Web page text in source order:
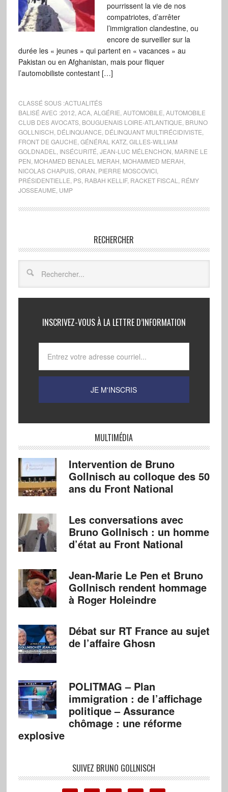
pourrissent la vie de nos
compatriotes, d’arrêter
l’immigration clandestine, ou
encore de surveiller sur la
durée les « jeunes » qui partent en « vacances » au
Pakistan ou en Afghanistan, mais pour fliquer
l’automobiliste contestant […]
CLASSÉ SOUS :ACTUALITÉS
BALISÉ AVEC :2012 ACA, ALGÉRIE AUTOMOBILE AUTOMOBILE
CLUB DES AVOCATS, BOUGUENAIS LOIRE-ATLANTIQUE BRUNO
GOLLNISCH DÉLINQUANCE DÉLINQUANT MULTIRÉCIDIVISTE
FRONT DE GAUCHE GÉNÉRAL KATZ, GILLES-WILLIAM
GOLDNADEL
INSÉCURITÉ JEAN-LUC MÉLENCHON MARINE LE
PEN MOHAMED BENALEL MERAH MOHAMMED MERAH
NICOLAS CHAPUIS, ORAN PIERRE MOSCOVICI,
PRÉSIDENTIELLE PS, RABAH KELLIF, RACKET FISCAL
RÉMY
JOSSEAUME UMP
RECHERCHER
INSCRIVEZ-VOUS À LA LETTRE D’INFORMATION
MULTIMÉDIA
Intervention de Bruno
Gollnisch au colloque des 50
ans du Front National
Les conversations avec
Bruno Gollnisch : un homme
d’état au Front National
Jean-Marie Le Pen et Bruno
Gollnisch rendent hommage
à Roger Holeindre
Débat sur RT France au sujet
de l’affaire Ghosn
POLITMAG – Plan
immigration : de l’affichage
politique – Assurance
chômage : une réforme
explosive
SUIVEZ BRUNO GOLLNISCH